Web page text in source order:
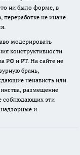
ни было форме, в
не иначе
модерировать
конструктивности
РФ и РТ. На сайте не
брань,
ненависть или
размещение
соблюдающих эти
и